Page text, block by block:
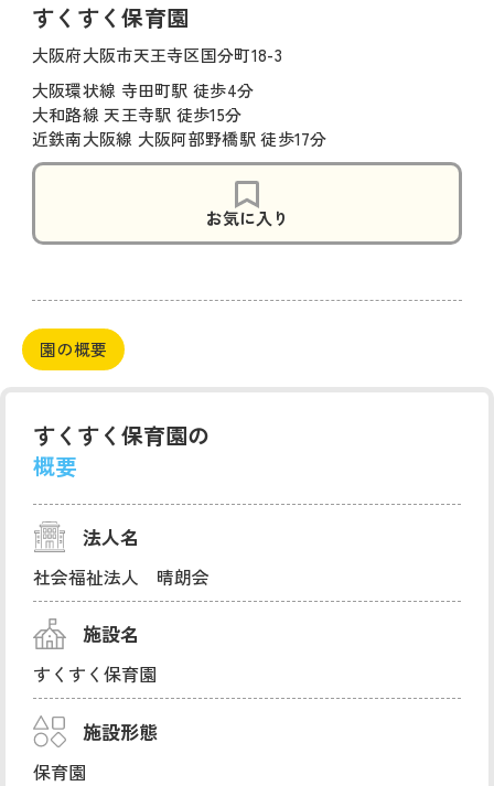
すくすく保育園
大阪府大阪市天王寺区国分町18-3
大阪環状線 寺田町駅 徒歩4分
大和路線 天王寺駅 徒歩15分
近鉄南大阪線 大阪阿部野橋駅 徒歩17分
お気に入り
園の概要
すくすく保育園の
概要
法人名
社会福祉法人 晴朗会
施設名
すくすく保育園
施設形態
保育園